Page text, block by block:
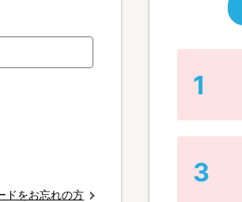
ドをお忘れの方
1
3